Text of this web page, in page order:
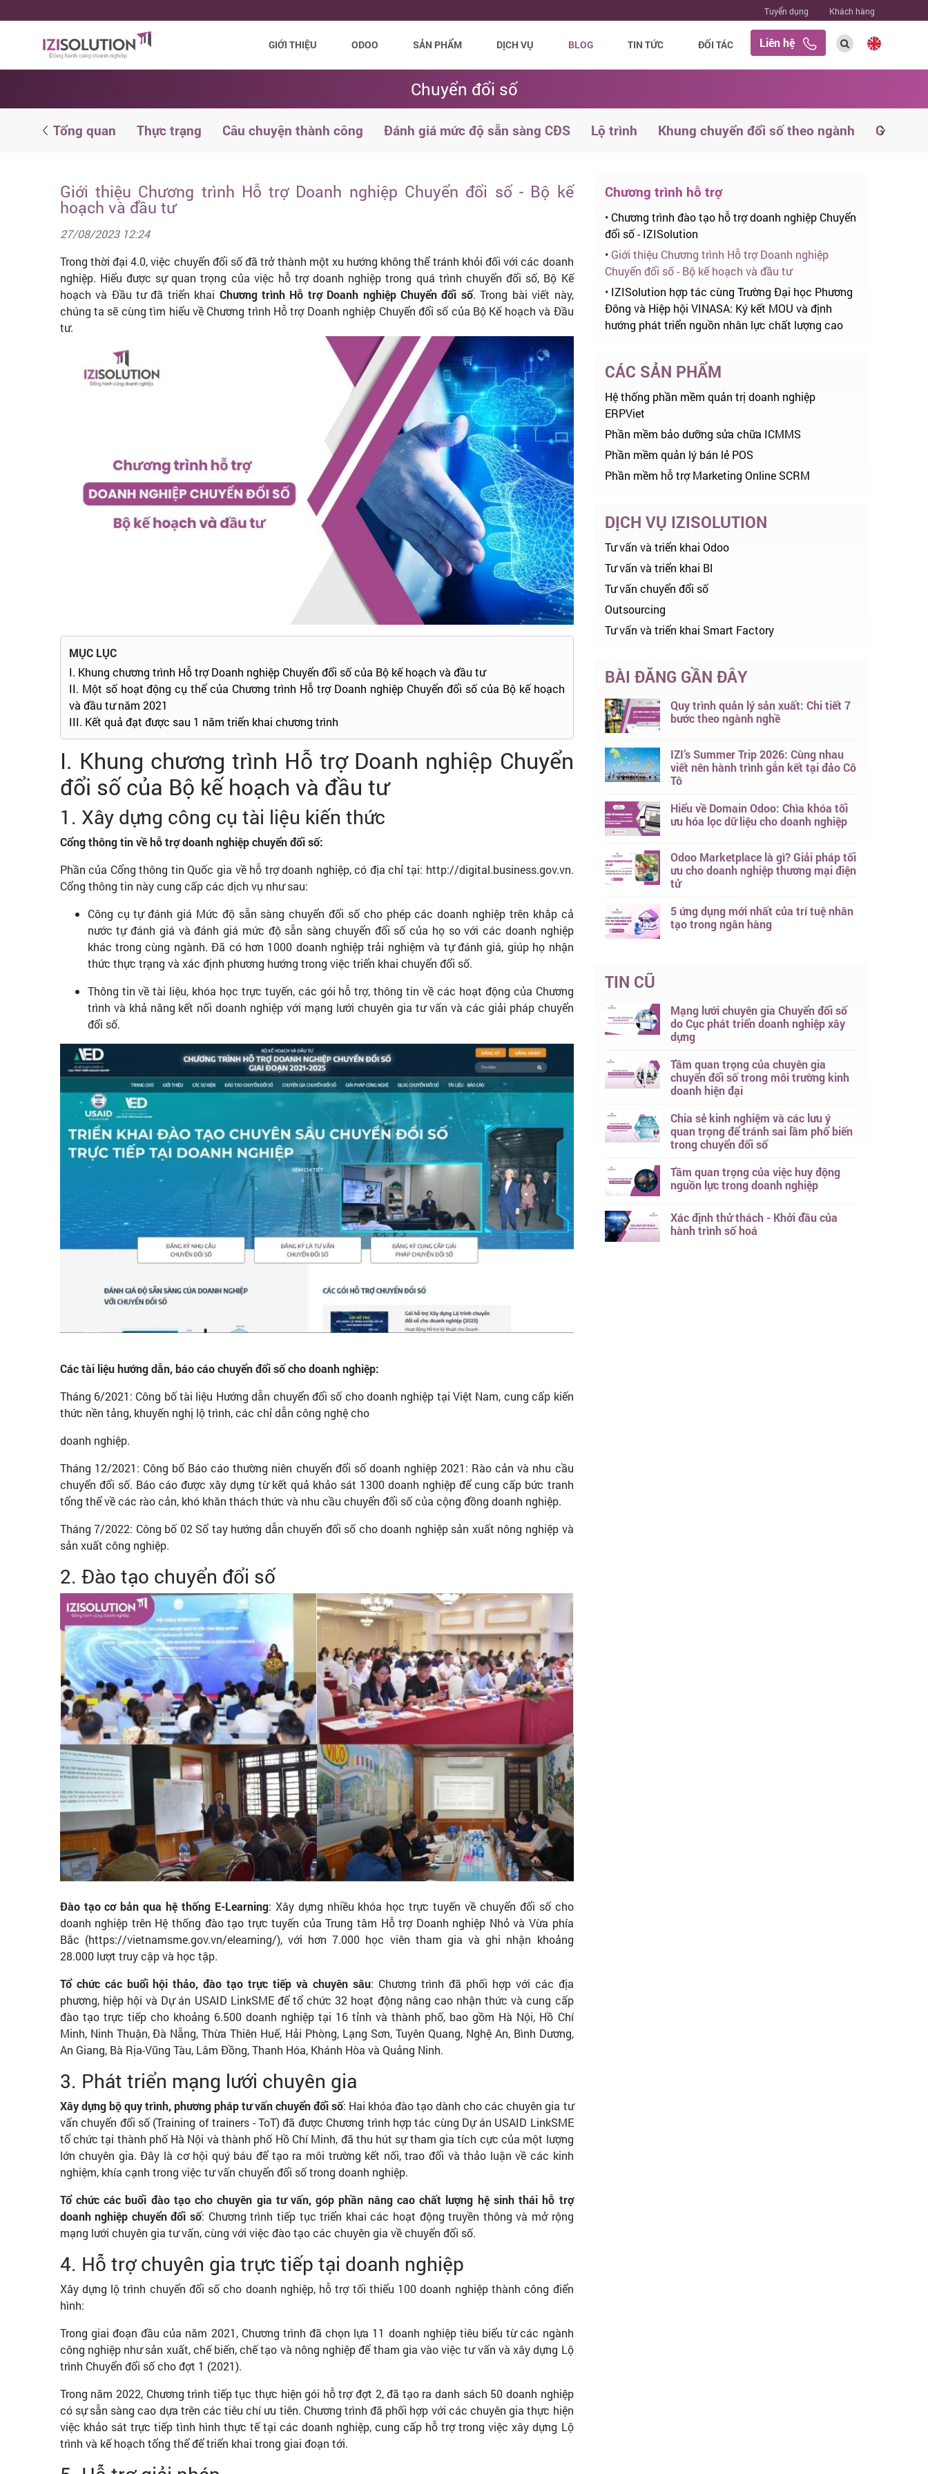
Tuyển dụng Khách hàng
GIỚI THIỆU ODOO SẢN PHẨM DỊCH VỤ BLOG TIN TỨC ĐỐI TÁC Liên hệ
Chuyển đổi số
Tổng quan Thực trạng Câu chuyện thành công Đánh giá mức độ sẵn sàng CĐS Lộ trình Khung chuyển đổi số theo ngành Giải
Giới thiệu Chương trình Hỗ trợ Doanh nghiệp Chuyển đổi số - Bộ kế
hoạch và đầu tư
27/08/2023 12:24
Trong thời đại 4.0, việc chuyển đổi số đã trở thành một xu hướng không thể tránh khỏi đối với các doanh
nghiệp. Hiểu được sự quan trọng của việc hỗ trợ doanh nghiệp trong quá trình chuyển đổi số, Bộ Kế
hoạch và Đầu tư đã triển khai Chương trình Hỗ trợ Doanh nghiệp Chuyển đổi số. Trong bài viết này,
chúng ta sẽ cùng tìm hiểu về Chương trình Hỗ trợ Doanh nghiệp Chuyển đổi số của Bộ Kế hoạch và Đầu
tư.
MỤC LỤC
I. Khung chương trình Hỗ trợ Doanh nghiệp Chuyển đổi số của Bộ kế hoạch và đầu tư
II. Một số hoạt động cụ thể của Chương trình Hỗ trợ Doanh nghiệp Chuyển đổi số của Bộ kế hoạch
và đầu tư năm 2021
III. Kết quả đạt được sau 1 năm triển khai chương trình
I. Khung chương trình Hỗ trợ Doanh nghiệp Chuyển
đổi số của Bộ kế hoạch và đầu tư
1. Xây dựng công cụ tài liệu kiến thức
Cổng thông tin về hỗ trợ doanh nghiệp chuyển đổi số:
Phần của Cổng thông tin Quốc gia về hỗ trợ doanh nghiệp, có địa chỉ tại: http://digital.business.gov.vn.
Cổng thông tin này cung cấp các dịch vụ như sau:
Công cụ tự đánh giá Mức độ sẵn sàng chuyển đổi số cho phép các doanh nghiệp trên khắp cả
nước tự đánh giá và đánh giá mức độ sẵn sàng chuyển đổi số của họ so với các doanh nghiệp
khác trong cùng ngành. Đã có hơn 1000 doanh nghiệp trải nghiệm và tự đánh giá, giúp họ nhận
thức thực trạng và xác định phương hướng trong việc triển khai chuyển đổi số.
Thông tin về tài liệu, khóa học trực tuyến, các gói hỗ trợ, thông tin về các hoạt động của Chương
trình và khả năng kết nối doanh nghiệp với mạng lưới chuyên gia tư vấn và các giải pháp chuyển
đổi số.
Các tài liệu hướng dẫn, báo cáo chuyển đổi số cho doanh nghiệp:
Tháng 6/2021: Công bố tài liệu Hướng dẫn chuyển đổi số cho doanh nghiệp tại Việt Nam, cung cấp kiến
thức nền tảng, khuyến nghị lộ trình, các chỉ dẫn công nghệ cho
doanh nghiệp.
Tháng 12/2021: Công bố Báo cáo thường niên chuyển đổi số doanh nghiệp 2021: Rào cản và nhu cầu
chuyển đổi số. Báo cáo được xây dựng từ kết quả khảo sát 1300 doanh nghiệp để cung cấp bức tranh
tổng thể về các rào cản, khó khăn thách thức và nhu cầu chuyển đổi số của cộng đồng doanh nghiệp.
Tháng 7/2022: Công bố 02 Sổ tay hướng dẫn chuyển đổi số cho doanh nghiệp sản xuất nông nghiệp và
sản xuất công nghiệp.
2. Đào tạo chuyển đổi số
Đào tạo cơ bản qua hệ thống E-Learning: Xây dựng nhiều khóa học trực tuyến về chuyển đổi số cho
doanh nghiệp trên Hệ thống đào tạo trực tuyến của Trung tâm Hỗ trợ Doanh nghiệp Nhỏ và Vừa phía
Bắc (https://vietnamsme.gov.vn/elearning/), với hơn 7.000 học viên tham gia và ghi nhận khoảng
28.000 lượt truy cập và học tập.
Tổ chức các buổi hội thảo, đào tạo trực tiếp và chuyên sâu: Chương trình đã phối hợp với các địa
phương, hiệp hội và Dự án USAID LinkSME để tổ chức 32 hoạt động nâng cao nhận thức và cung cấp
đào tạo trực tiếp cho khoảng 6.500 doanh nghiệp tại 16 tỉnh và thành phố, bao gồm Hà Nội, Hồ Chí
Minh, Ninh Thuận, Đà Nẵng, Thừa Thiên Huế, Hải Phòng, Lạng Sơn, Tuyên Quang, Nghệ An, Bình Dương,
An Giang, Bà Rịa-Vũng Tàu, Lâm Đồng, Thanh Hóa, Khánh Hòa và Quảng Ninh.
3. Phát triển mạng lưới chuyên gia
Xây dựng bộ quy trình, phương pháp tư vấn chuyển đổi số: Hai khóa đào tạo dành cho các chuyên gia tư
vấn chuyển đổi số (Training of trainers - ToT) đã được Chương trình hợp tác cùng Dự án USAID LinkSME
tổ chức tại thành phố Hà Nội và thành phố Hồ Chí Minh, đã thu hút sự tham gia tích cực của một lượng
lớn chuyên gia. Đây là cơ hội quý báu để tạo ra môi trường kết nối, trao đổi và thảo luận về các kinh
nghiệm, khía cạnh trong việc tư vấn chuyển đổi số trong doanh nghiệp.
Tổ chức các buổi đào tạo cho chuyên gia tư vấn, góp phần nâng cao chất lượng hệ sinh thái hỗ trợ
doanh nghiệp chuyển đổi số: Chương trình tiếp tục triển khai các hoạt động truyền thông và mở rộng
mạng lưới chuyên gia tư vấn, cùng với việc đào tạo các chuyên gia về chuyển đổi số.
4. Hỗ trợ chuyên gia trực tiếp tại doanh nghiệp
Xây dựng lộ trình chuyển đổi số cho doanh nghiệp, hỗ trợ tối thiểu 100 doanh nghiệp thành công điển
hình:
Trong giai đoạn đầu của năm 2021, Chương trình đã chọn lựa 11 doanh nghiệp tiêu biểu từ các ngành
công nghiệp như sản xuất, chế biến, chế tạo và nông nghiệp để tham gia vào việc tư vấn và xây dựng Lộ
trình Chuyển đổi số cho đợt 1 (2021).
Trong năm 2022, Chương trình tiếp tục thực hiện gói hỗ trợ đợt 2, đã tạo ra danh sách 50 doanh nghiệp
có sự sẵn sàng cao dựa trên các tiêu chí ưu tiên. Chương trình đã phối hợp với các chuyên gia thực hiện
việc khảo sát trực tiếp tình hình thực tế tại các doanh nghiệp, cung cấp hỗ trợ trong việc xây dựng Lộ
trình và kế hoạch tổng thể để triển khai trong giai đoạn tới.
Chương trình hỗ trợ
• Chương trình đào tạo hỗ trợ doanh nghiệp Chuyển
đổi số - IZISolution
• Giới thiệu Chương trình Hỗ trợ Doanh nghiệp
Chuyển đổi số - Bộ kế hoạch và đầu tư
• IZISolution hợp tác cùng Trường Đại học Phương
Đông và Hiệp hội VINASA: Ký kết MOU và định
hướng phát triển nguồn nhân lực chất lượng cao
CÁC SẢN PHẨM
Hệ thống phần mềm quản trị doanh nghiệp
ERPViet
Phần mềm bảo dưỡng sửa chữa ICMMS
Phần mềm quản lý bán lẻ POS
Phần mềm hỗ trợ Marketing Online SCRM
DỊCH VỤ IZISOLUTION
Tư vấn và triển khai Odoo
Tư vấn và triển khai BI
Tư vấn chuyển đổi số
Outsourcing
Tư vấn và triển khai Smart Factory
BÀI ĐĂNG GẦN ĐÂY
Quy trình quản lý sản xuất: Chi tiết 7
bước theo ngành nghề
IZI’s Summer Trip 2026: Cùng nhau
viết nên hành trình gắn kết tại đảo Cô
Tô
Hiểu về Domain Odoo: Chìa khóa tối
ưu hóa lọc dữ liệu cho doanh nghiệp
Odoo Marketplace là gì? Giải pháp tối
ưu cho doanh nghiệp thương mại điện
tử
5 ứng dụng mới nhất của trí tuệ nhân
tạo trong ngân hàng
TIN CŨ
Mạng lưới chuyên gia Chuyển đổi số
do Cục phát triển doanh nghiệp xây
dựng
Tầm quan trọng của chuyên gia
chuyển đổi số trong môi trường kinh
doanh hiện đại
Chia sẻ kinh nghiệm và các lưu ý
quan trọng để tránh sai lầm phổ biến
trong chuyển đổi số
Tầm quan trọng của việc huy động
nguồn lực trong doanh nghiệp
Xác định thử thách - Khởi đầu của
hành trình số hoá